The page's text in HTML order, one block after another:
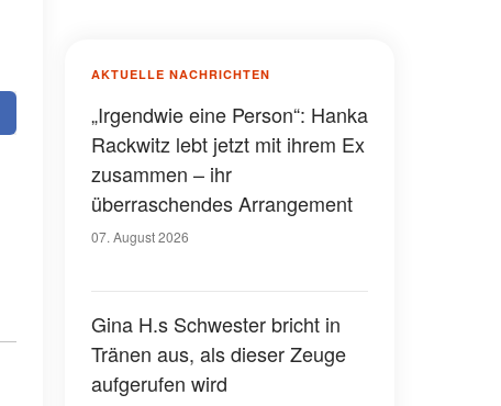
AKTUELLE NACHRICHTEN
„Irgendwie eine Person“: Hanka
Rackwitz lebt jetzt mit ihrem Ex
zusammen – ihr
überraschendes Arrangement
07. August 2026
Gina H.s Schwester bricht in
Tränen aus, als dieser Zeuge
aufgerufen wird